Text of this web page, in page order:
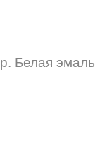
Белая эмаль